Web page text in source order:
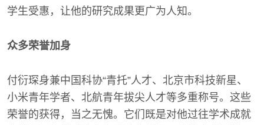
学生受惠，让他的研究成果更广为人知。
众多荣誉加身
付衍琛身兼中国科协“青托”人才、北京市科技新星、
小米青年学者、北航青年拔尖人才等多重称号。这些
荣誉的获得，当之无愧。它们既是对他过往学术成就